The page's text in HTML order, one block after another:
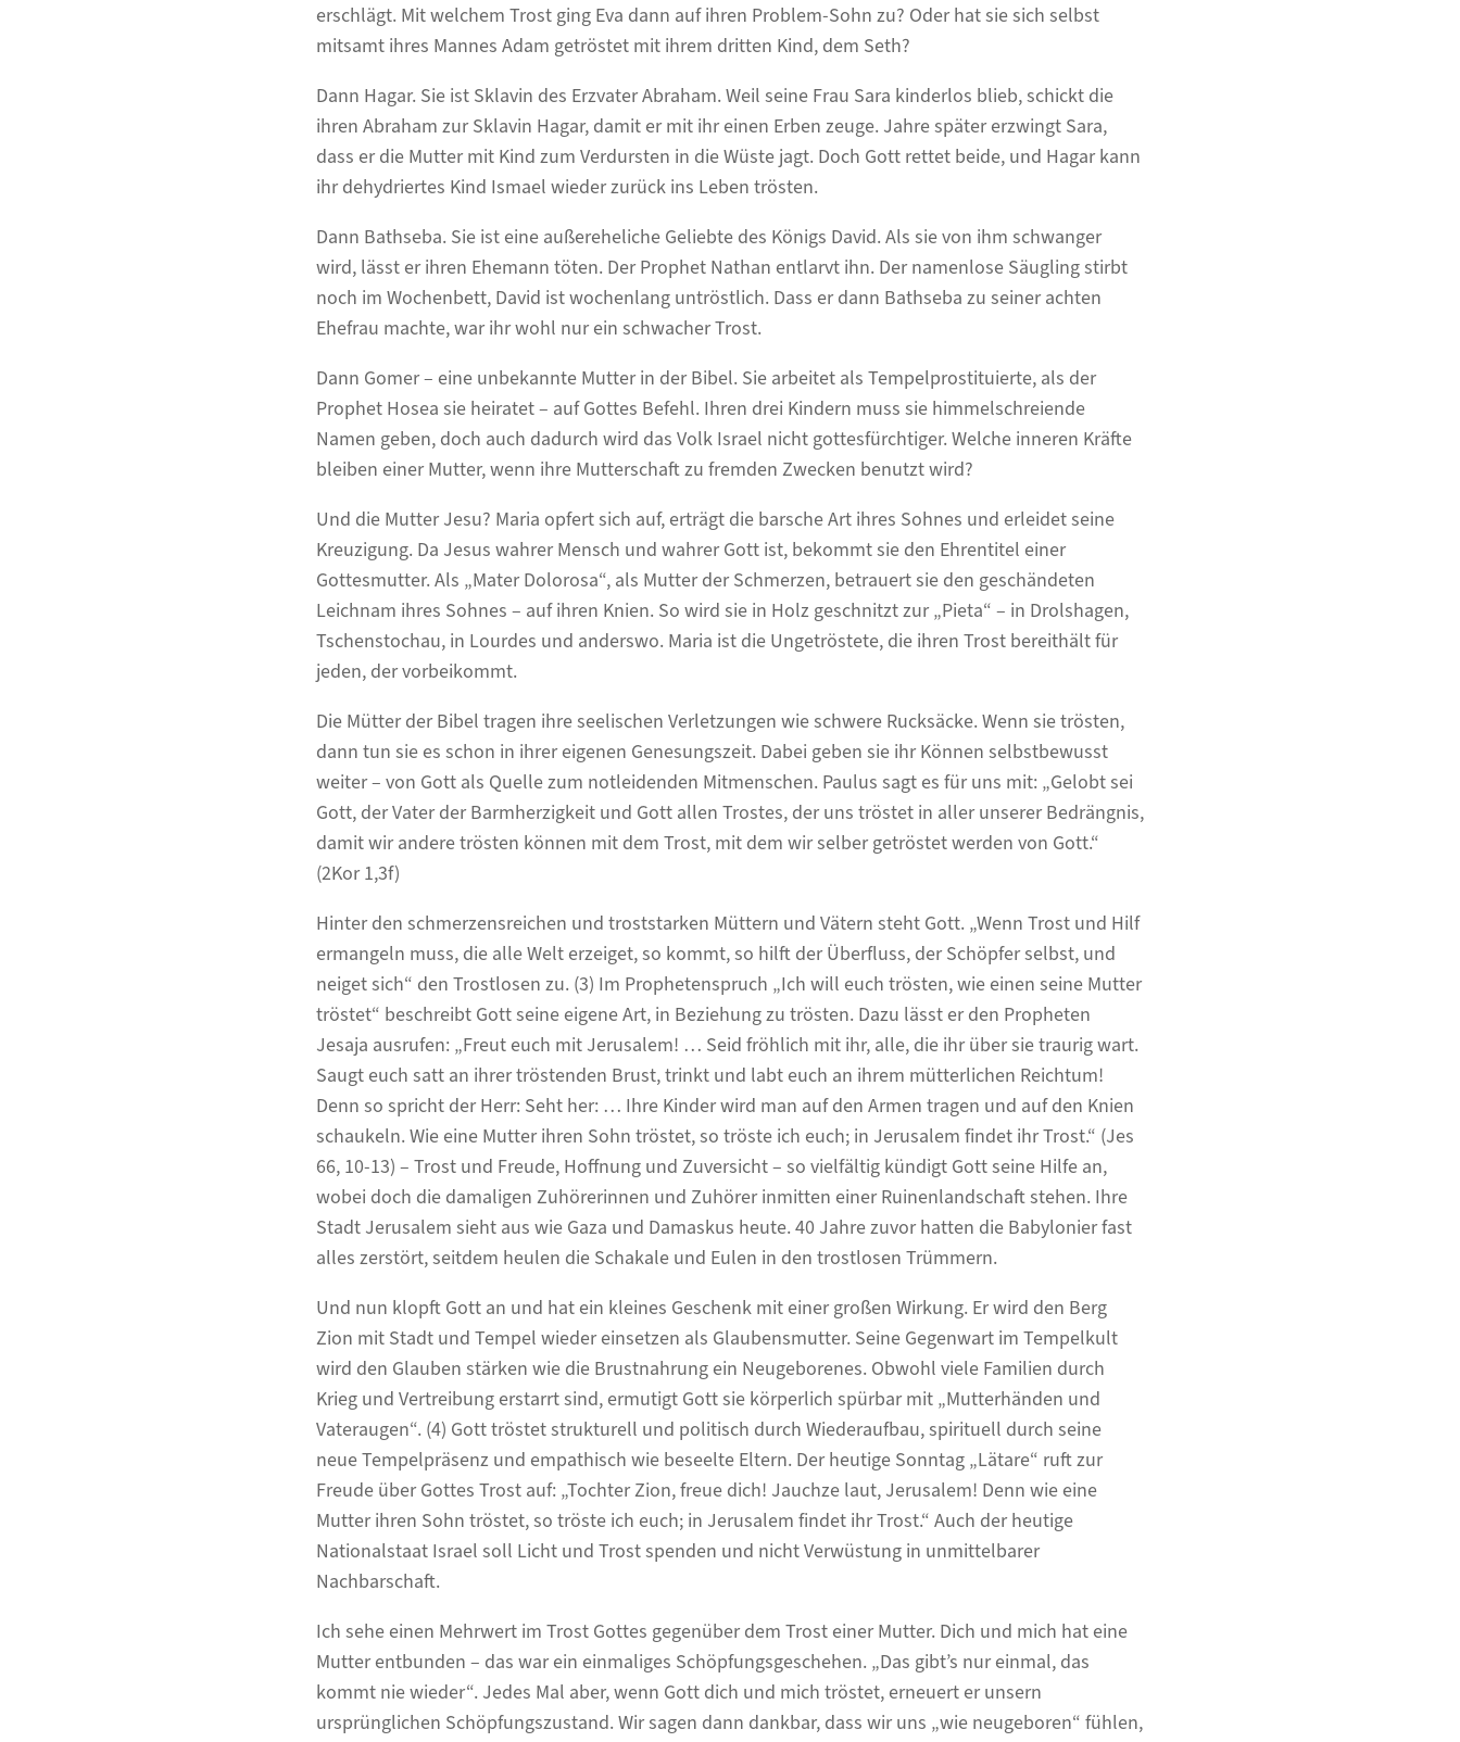
erschlägt. Mit welchem Trost ging Eva dann auf ihren Problem-Sohn zu? Oder hat sie sich selbst
mitsamt ihres Mannes Adam getröstet mit ihrem dritten Kind, dem Seth?
Dann Hagar. Sie ist Sklavin des Erzvater Abraham. Weil seine Frau Sara kinderlos blieb, schickt die
ihren Abraham zur Sklavin Hagar, damit er mit ihr einen Erben zeuge. Jahre später erzwingt Sara,
dass er die Mutter mit Kind zum Verdursten in die Wüste jagt. Doch Gott rettet beide, und Hagar kann
ihr dehydriertes Kind Ismael wieder zurück ins Leben trösten.
Dann Bathseba. Sie ist eine außereheliche Geliebte des Königs David. Als sie von ihm schwanger
wird, lässt er ihren Ehemann töten. Der Prophet Nathan entlarvt ihn. Der namenlose Säugling stirbt
noch im Wochenbett, David ist wochenlang untröstlich. Dass er dann Bathseba zu seiner achten
Ehefrau machte, war ihr wohl nur ein schwacher Trost.
Dann Gomer – eine unbekannte Mutter in der Bibel. Sie arbeitet als Tempelprostituierte, als der
Prophet Hosea sie heiratet – auf Gottes Befehl. Ihren drei Kindern muss sie himmelschreiende
Namen geben, doch auch dadurch wird das Volk Israel nicht gottesfürchtiger. Welche inneren Kräfte
bleiben einer Mutter, wenn ihre Mutterschaft zu fremden Zwecken benutzt wird?
Und die Mutter Jesu? Maria opfert sich auf, erträgt die barsche Art ihres Sohnes und erleidet seine
Kreuzigung. Da Jesus wahrer Mensch und wahrer Gott ist, bekommt sie den Ehrentitel einer
Gottesmutter. Als „Mater Dolorosa“, als Mutter der Schmerzen, betrauert sie den geschändeten
Leichnam ihres Sohnes – auf ihren Knien. So wird sie in Holz geschnitzt zur „Pieta“ – in Drolshagen,
Tschenstochau, in Lourdes und anderswo. Maria ist die Ungetröstete, die ihren Trost bereithält für
jeden, der vorbeikommt.
Die Mütter der Bibel tragen ihre seelischen Verletzungen wie schwere Rucksäcke. Wenn sie trösten,
dann tun sie es schon in ihrer eigenen Genesungszeit. Dabei geben sie ihr Können selbstbewusst
weiter – von Gott als Quelle zum notleidenden Mitmenschen. Paulus sagt es für uns mit: „Gelobt sei
Gott, der Vater der Barmherzigkeit und Gott allen Trostes, der uns tröstet in aller unserer Bedrängnis,
damit wir andere trösten können mit dem Trost, mit dem wir selber getröstet werden von Gott.“
(2Kor 1,3f)
Hinter den schmerzensreichen und troststarken Müttern und Vätern steht Gott. „Wenn Trost und Hilf
ermangeln muss, die alle Welt erzeiget, so kommt, so hilft der Überfluss, der Schöpfer selbst, und
neiget sich“ den Trostlosen zu. (3) Im Prophetenspruch „Ich will euch trösten, wie einen seine Mutter
tröstet“ beschreibt Gott seine eigene Art, in Beziehung zu trösten. Dazu lässt er den Propheten
Jesaja ausrufen: „Freut euch mit Jerusalem! … Seid fröhlich mit ihr, alle, die ihr über sie traurig wart.
Saugt euch satt an ihrer tröstenden Brust, trinkt und labt euch an ihrem mütterlichen Reichtum!
Denn so spricht der Herr: Seht her: … Ihre Kinder wird man auf den Armen tragen und auf den Knien
schaukeln. Wie eine Mutter ihren Sohn tröstet, so tröste ich euch; in Jerusalem findet ihr Trost.“ (Jes
66, 10-13) – Trost und Freude, Hoffnung und Zuversicht – so vielfältig kündigt Gott seine Hilfe an,
wobei doch die damaligen Zuhörerinnen und Zuhörer inmitten einer Ruinenlandschaft stehen. Ihre
Stadt Jerusalem sieht aus wie Gaza und Damaskus heute. 40 Jahre zuvor hatten die Babylonier fast
alles zerstört, seitdem heulen die Schakale und Eulen in den trostlosen Trümmern.
Und nun klopft Gott an und hat ein kleines Geschenk mit einer großen Wirkung. Er wird den Berg
Zion mit Stadt und Tempel wieder einsetzen als Glaubensmutter. Seine Gegenwart im Tempelkult
wird den Glauben stärken wie die Brustnahrung ein Neugeborenes. Obwohl viele Familien durch
Krieg und Vertreibung erstarrt sind, ermutigt Gott sie körperlich spürbar mit „Mutterhänden und
Vateraugen“. (4) Gott tröstet strukturell und politisch durch Wiederaufbau, spirituell durch seine
neue Tempelpräsenz und empathisch wie beseelte Eltern. Der heutige Sonntag „Lätare“ ruft zur
Freude über Gottes Trost auf: „Tochter Zion, freue dich! Jauchze laut, Jerusalem! Denn wie eine
Mutter ihren Sohn tröstet, so tröste ich euch; in Jerusalem findet ihr Trost.“ Auch der heutige
Nationalstaat Israel soll Licht und Trost spenden und nicht Verwüstung in unmittelbarer
Nachbarschaft.
Ich sehe einen Mehrwert im Trost Gottes gegenüber dem Trost einer Mutter. Dich und mich hat eine
Mutter entbunden – das war ein einmaliges Schöpfungsgeschehen. „Das gibt’s nur einmal, das
kommt nie wieder“. Jedes Mal aber, wenn Gott dich und mich tröstet, erneuert er unsern
ursprünglichen Schöpfungszustand. Wir sagen dann dankbar, dass wir uns „wie neugeboren“ fühlen,